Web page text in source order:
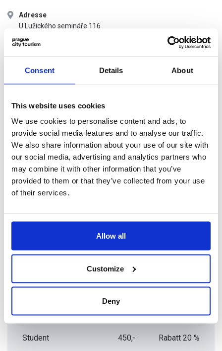
Consent Details About
This website uses cookies
We use cookies to personalise content and ads, to
provide social media features and to analyse our traffic.
We also share information about your use of our site with
our social media, advertising and analytics partners who
may combine it with other information that you’ve
provided to them or that they’ve collected from your use
of their services.
Allow all
Customize
Deny
Adresse
U Lužického semináře 116
118 00 Praha 1
STRAßENBAHN Malostranská
Montag–Donnerstag, Sonntag: 10:30 – 18:30 (letzte Führung
um 18:30)
Freitag–Samstag: 10:30 – 19:30 (letzte Führung um 19:30)
Die Besichtigungen beginnen alle 15 Minuten und die
maximale Teilnehmerzahl beträgt 12 Personen. Der Besuch
die Ausstellung auf Tschechisch und Englisch ohne Führer
oder mit Hilfe eines Audioguides in weiteren Fremdsprachen
Admission price list
EINTRITTSPREIS
PRAGUE
VISITOR PASS
450,-
Student 450,- Rabatt 20 %